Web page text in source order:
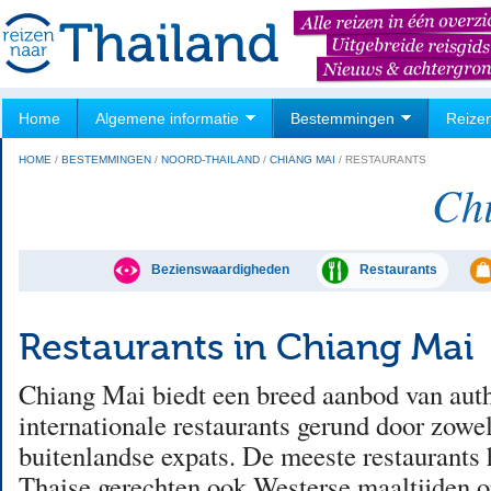
Home Algemene informatie Bestemmingen
HOME / BESTEMMINGEN / NOORD-THAILAND / CHIANG MAI / RESTAURANTS
Bezienswaardigheden Restaurants
Restaurants in Chiang Mai
Chiang Mai biedt een breed aanbod van
internationale restaurants gerund door
buitenlandse expats. De meeste restaurants